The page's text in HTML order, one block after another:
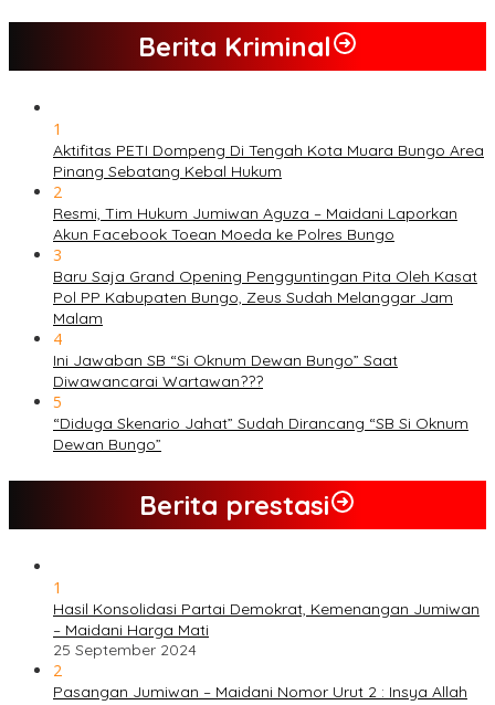
Berita Kriminal
1
Aktifitas PETI Dompeng Di Tengah Kota Muara Bungo Area
Pinang Sebatang Kebal Hukum
2
Resmi, Tim Hukum Jumiwan Aguza – Maidani Laporkan
Akun Facebook Toean Moeda ke Polres Bungo
3
Baru Saja Grand Opening Pengguntingan Pita Oleh Kasat
Pol PP Kabupaten Bungo, Zeus Sudah Melanggar Jam
Malam
4
Ini Jawaban SB “Si Oknum Dewan Bungo” Saat
Diwawancarai Wartawan???
5
“Diduga Skenario Jahat” Sudah Dirancang “SB Si Oknum
Dewan Bungo”
Berita prestasi
1
Hasil Konsolidasi Partai Demokrat, Kemenangan Jumiwan
– Maidani Harga Mati
25 September 2024
2
Pasangan Jumiwan – Maidani Nomor Urut 2 : Insya Allah